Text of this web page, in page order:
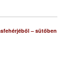
– sütőben